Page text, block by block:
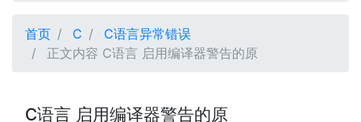
首页 C
C语言异常错误
正文内容 C语言 启用编译器警告的原
C语言 启用编译器警告的原